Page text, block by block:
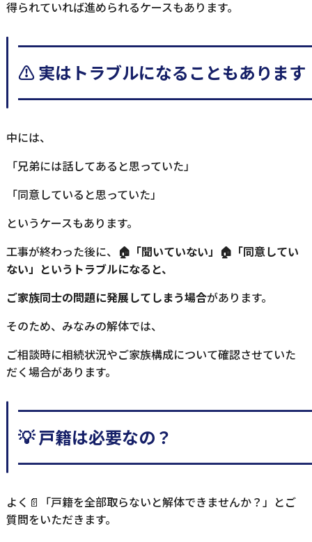
得られていれば進められるケースもあります。
⚠️ 実はトラブルになることもあります
中には、
「兄弟には話してあると思っていた」
「同意していると思っていた」
というケースもあります。
工事が終わった後に、 🏠「聞いていない」🏠「同意してい
ない」というトラブルになると、
ご家族同士の問題に発展してしまう場合があります。
そのため、みなみの解体では、
ご相談時に相続状況やご家族構成について確認させていた
だく場合があります。
💡 戸籍は必要なの？
よく📄「戸籍を全部取らないと解体できませんか？」とご
質問をいただきます。